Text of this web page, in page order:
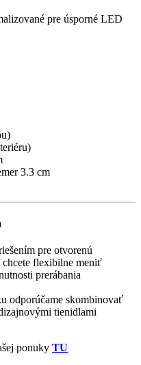
pre úsporné LED
3.3 cm
pre otvorenú
chcete flexibilne meniť
prerábania
odporúčame skombinovať
tienidlami
ponuky TU